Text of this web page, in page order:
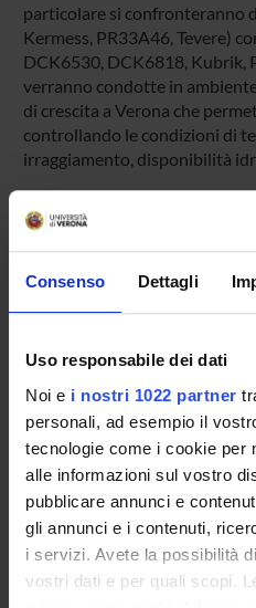
Consenso Dettagli
Uso responsabile dei dati
Noi e i nostri 1022 partner
personali, ad esempio il
tecnologie come i cookie per
alle informazioni sul vostro
pubblicare annunci e
gli annunci e i contenuti,
i servizi. Avete la possibilità
vostri dati e per quali scopi.
particolare si confronteranno
Kermess, PR33A46, Tevere)
DCK6530, DCK6818, Kubrik,
verranno condotte in
di crescita a Verona che
controllando le condizioni di
irraggiamento, disponibilità
La quantificazione dei danni
fotosintetico nelle piante
biochimici e fisiologici è un
diverse linee per la loro
importanti nella resistenza allo
ENTI FINANZIATORI:
PRIN VALUTATO
Finanziamento:assegnato e
Programma:
PRIN